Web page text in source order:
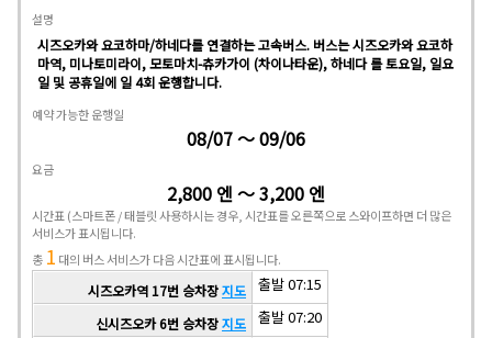
설명
시즈오카와 요코하마/하네다를 연결하는 고속버스. 버스는 시즈오카와 요코하
마역, 미나토미라이, 모토마치-츄카가이 (차이나타운), 하네다 를 토요일, 일요
일 및 공휴일에 일 4회 운행합니다.
예약 가능한 운행일
08/07 ～ 09/06
요금
2,800 엔 ～ 3,200 엔
시간표 (스마트폰 / 태블릿 사용하시는 경우, 시간표를 오른쪽으로 스와이프하면 더 많은
서비스가 표시됩니다.
총 1 대의 버스 서비스가 다음 시간표에 표시됩니다.
시즈오카역 17번 승차장지도 출발 07:15
신시즈오카 6번 승차장지도 출발 07:20